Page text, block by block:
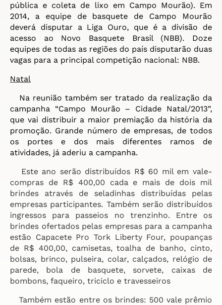
pública e coleta de lixo em Campo Mourão). Em
2014, a equipe de basquete de Campo Mourão
deverá disputar a Liga Ouro, que é a divisão de
acesso ao Novo Basquete Brasil (NBB). Doze
equipes de todas as regiões do país disputarão duas
vagas para a principal competição nacional: NBB.
Natal
Na reunião também ser tratado da realização da
campanha “Campo Mourão – Cidade Natal/2013”,
que vai distribuir a maior premiação da história da
promoção. Grande número de empresas, de todos
os portes e dos mais diferentes ramos de
atividades, já aderiu a campanha.
Este ano serão distribuídos R$ 60 mil em vale-
compras de R$ 400,00 cada e mais de dois mil
brindes através de seladinhas distribuídas pelas
empresas participantes. Também serão distribuídos
ingressos para passeios no trenzinho. Entre os
brindes ofertados pelas empresas para a campanha
estão Capacete Pro Tork Liberty Four, poupanças
de R$ 400,00, camisetas, toalha de banho, cinto,
bolsas, brinco, pulseira, colar, calçados, relógio de
parede, bola de basquete, sorvete, caixas de
bombons, faqueiro, triciclo e travesseiros
Também estão entre os brindes: 500 vale prêmio